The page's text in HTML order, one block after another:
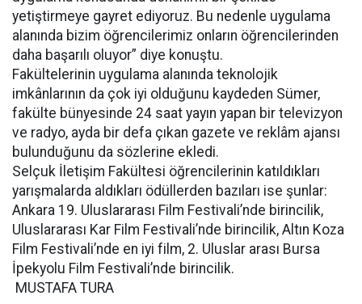
yetiştirmeye gayret ediyoruz. Bu nedenle uygulama
alanında bizim öğrencilerimiz onların öğrencilerinden
daha başarılı oluyor” diye konuştu.
Fakültelerinin uygulama alanında teknolojik
imkânlarının da çok iyi olduğunu kaydeden Sümer,
fakülte bünyesinde 24 saat yayın yapan bir televizyon
ve radyo, ayda bir defa çıkan gazete ve reklâm ajansı
bulunduğunu da sözlerine ekledi.
Selçuk İletişim Fakültesi öğrencilerinin katıldıkları
yarışmalarda aldıkları ödüllerden bazıları ise şunlar:
Ankara 19. Uluslararası Film Festivali’nde birincilik,
Uluslararası Kar Film Festivali’nde birincilik, Altın Koza
Film Festivali’nde en iyi film, 2. Uluslar arası Bursa
İpekyolu Film Festivali’nde birincilik.
MUSTAFA TURA